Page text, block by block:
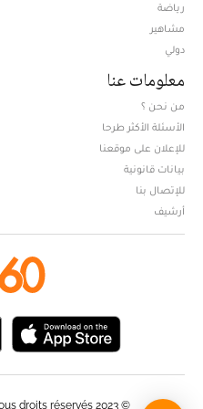
رياضة
مشاهير
دولي
معلومات عنا
من نحن ؟
الأسئلة الأكثر طرحا
للإعلان على موقعنا
بيانات قانونية
للإتصال بنا
أرشيف
© Web News / le360.ma / Tous droits réservés 2023